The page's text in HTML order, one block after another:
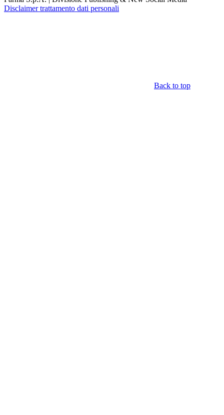
Disclaimer trattamento dati personali
Back to top